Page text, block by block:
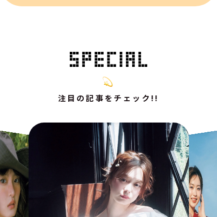
注目の記事をチェック!!